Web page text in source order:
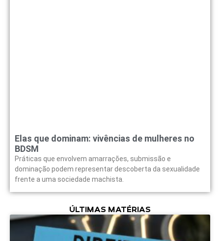
Elas que dominam: vivências de mulheres no
BDSM
Práticas que envolvem amarrações, submissão e
dominação podem representar descoberta da sexualidade
frente a uma sociedade machista.
ÚLTIMAS MATÉRIAS